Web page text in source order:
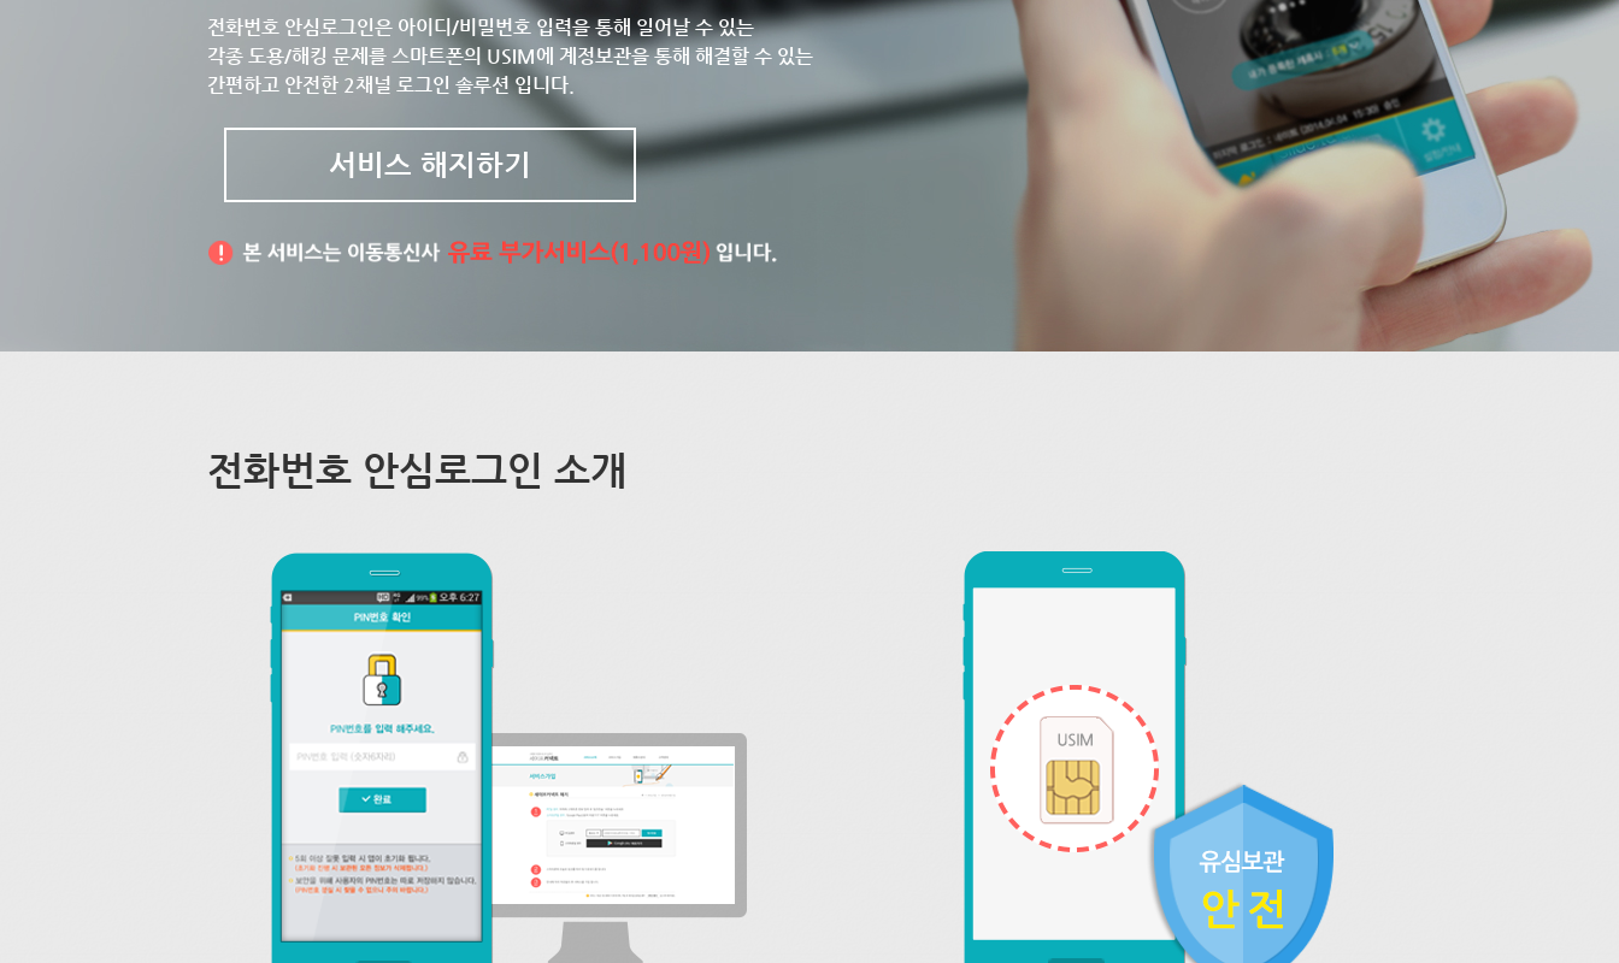
전화번호 안심로그인은 아이디/비밀번호 입력을 통해 일어날 수 있는
각종 도용/해킹 문제를 스마트폰의 USIM에 계정보관을 통해 해결할 수 있는
간편하고 안전한 2채널 로그인 솔루션 입니다.
서비스 해지하기
전화번호 안심로그인 소개